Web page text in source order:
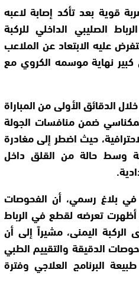
قوية بعد تأكد إصابة لاعبه
الصليبي الداخلي للركبة
عليه الابتعاد عن الملاعب
نهاية موسمه الكروي مع
الدقائق الأولى من المباراة
ضمن منافسات الجولة
حيث اضطر إلى مغادرة
وسط حالة من القلق داخل
في بلاغ رسمي، أن الفحوصات
أظهرت تعرضه لقطع في الرباط
اليمنى، مشيراً إلى أن
الدقيقة والتقييم الطبي
البرنامج العلاجي وفترة